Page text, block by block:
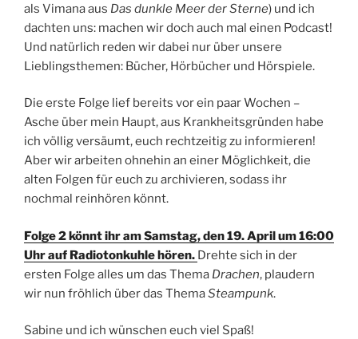
als Vimana aus Das dunkle Meer der Sterne) und ich
dachten uns: machen wir doch auch mal einen Podcast!
Und natürlich reden wir dabei nur über unsere
Lieblingsthemen: Bücher, Hörbücher und Hörspiele.
Die erste Folge lief bereits vor ein paar Wochen –
Asche über mein Haupt, aus Krankheitsgründen habe
ich völlig versäumt, euch rechtzeitig zu informieren!
Aber wir arbeiten ohnehin an einer Möglichkeit, die
alten Folgen für euch zu archivieren, sodass ihr
nochmal reinhören könnt.
Folge 2 könnt ihr am Samstag, den 19. April um 16:00
Uhr auf Radiotonkuhle hören. Drehte sich in der
ersten Folge alles um das Thema Drachen, plaudern
wir nun fröhlich über das ThemaSteampunk.
Sabine und ich wünschen euch viel Spaß!